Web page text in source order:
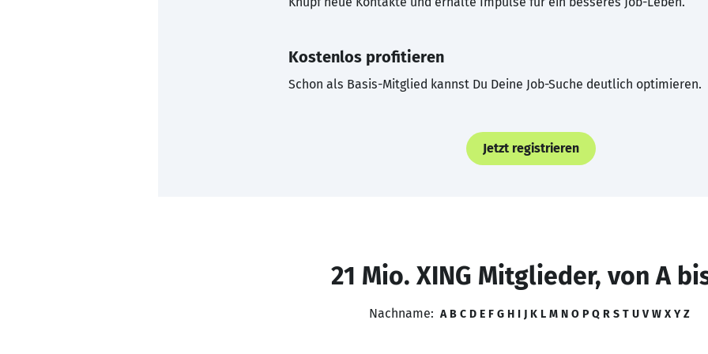
Kostenlos profitieren
Schon als Basis-Mitglied kannst Du Deine Job-Suche deutlich optimieren.
Jetzt registrieren
21 Mio. XING Mitglieder, von A
Nachname: A B C D E F G H I J K L M N O P Q R S T U V W X Y Z